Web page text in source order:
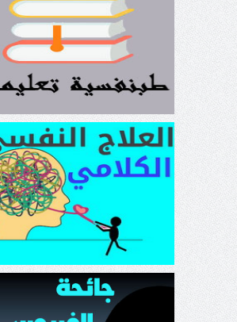
مقالات طبنفسية تعليمية
العلاج النفسي الكلامي
Psychotherapy
جائحة الفيروس التاجي كورونا